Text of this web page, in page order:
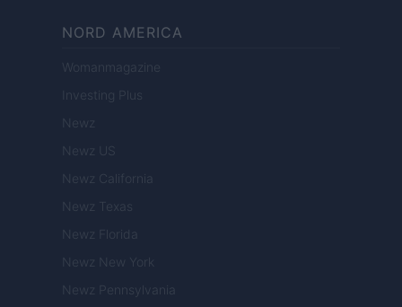
NORD AMERICA
Womanmagazine
Investing Plus
Newz
Newz US
Newz California
Newz Texas
Newz Florida
Newz New York
Newz Pennsylvania